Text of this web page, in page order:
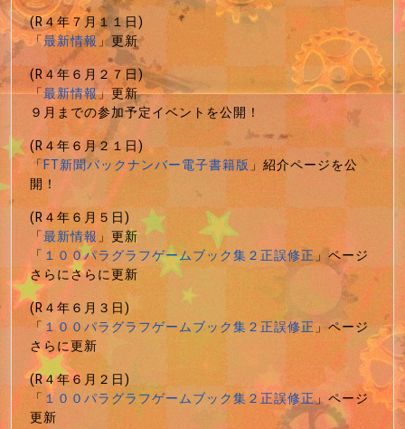
(R４年７月１１日)
「最新情報」更新
(R４年６月２７日)
「最新情報」更新
９月までの参加予定イベントを公開！
(R４年６月２１日)
「FT新聞バックナンバー電子書籍版」紹介ページを公
開！
(R４年６月５日)
「最新情報」更新
「 １００パラグラフゲームブック集２正誤修正」ページ
さらにさらに更新
(R４年６月３日)
「 １００パラグラフゲームブック集２正誤修正」ページ
さらに更新
(R４年６月２日)
「 １００パラグラフゲームブック集２正誤修正」ページ
更新